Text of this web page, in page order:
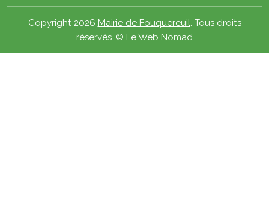
Copyright 2026 Mairie de Fouquereuil. Tous droits
réservés. © Le Web Nomad